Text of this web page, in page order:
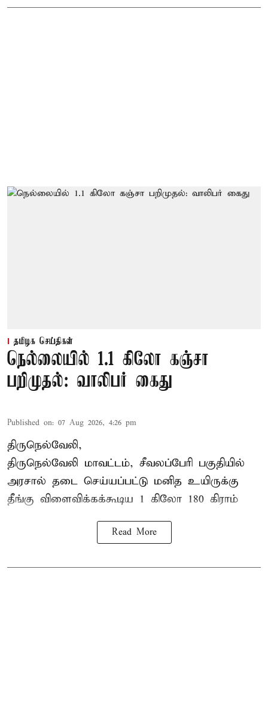
தமிழக செய்திகள்
நெல்லையில் 1.1 கிலோ கஞ்சா
பறிமுதல்: வாலிபர் கைது
Published on: 07 Aug 2026, 4:26 pm
திருநெல்வேலி,
திருநெல்வேலி மாவட்டம், சீவலப்பேரி பகுதியில்
அரசால் தடை செய்யப்பட்டு மனித உயிருக்கு
தீங்கு விளைவிக்கக்கூடிய 1 கிலோ 180 கிராம்
Read More